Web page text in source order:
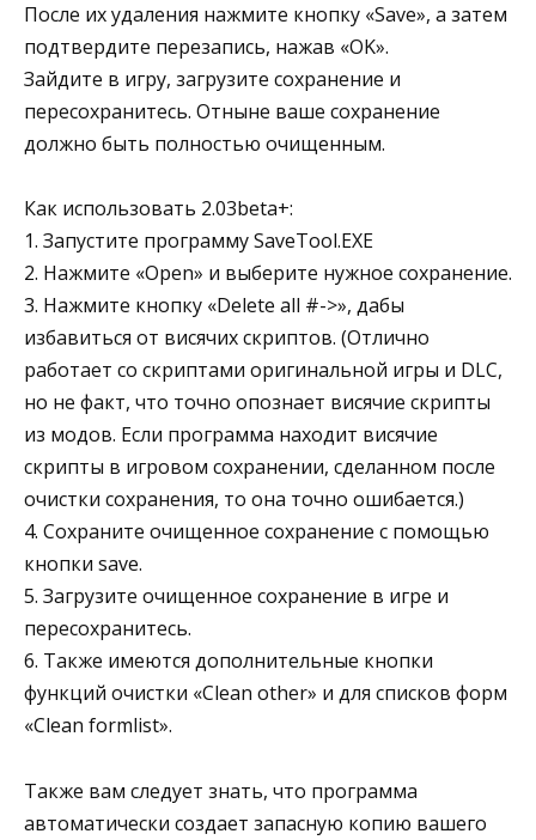
После их удаления нажмите кнопку «Save», а затем
подтвердите перезапись, нажав «OK».
Зайдите в игру, загрузите сохранение и
пересохранитесь. Отныне ваше сохранение
должно быть полностью очищенным.
Как использовать 2.03beta+:
1. Запустите программу SaveTool.EXE
2. Нажмите «Open» и выберите нужное сохранение.
3. Нажмите кнопку «Delete all #->», дабы
избавиться от висячих скриптов. (Отлично
работает со скриптами оригинальной игры и DLC,
но не факт, что точно опознает висячие скрипты
из модов. Если программа находит висячие
скрипты в игровом сохранении, сделанном после
очистки сохранения, то она точно ошибается.)
4. Сохраните очищенное сохранение с помощью
кнопки save.
5. Загрузите очищенное сохранение в игре и
пересохранитесь.
6. Также имеются дополнительные кнопки
функций очистки «Clean other» и для списков форм
«Clean formlist».
Также вам следует знать, что программа
автоматически создает запасную копию вашего